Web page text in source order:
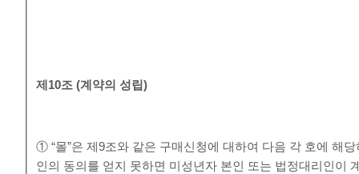
제 10조(계약의 성립)
① “몰”은 제9조와 같은 구매신청에 대하여 다음 각 호에 해
인의 동의를 얻지 못하면 미성년자 본인 또는 법정대리인이